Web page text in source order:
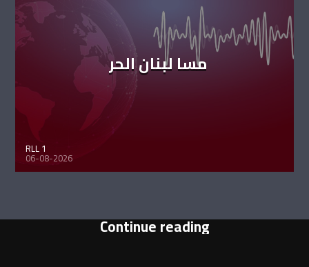
مسا لبنان الحر
RLL 1
06-08-2026
Continue reading